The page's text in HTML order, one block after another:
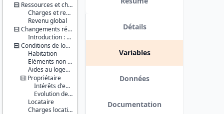
- 2016
Version 1 date : 2018-04-09
Ressources et charges en période courante
Charges et ressources relationnelles
Revenu global
Changements récents et jeunes enfants
Introduction : changement de composition du ménage
Conditions de logement (résidence principale)
Habitation
Eléments non monétaires
Aides au logement
Propriétaire
Intérêts d'emprunt
Evolution des caractéristiques d'emprunts depuis l'enquête précédente
Locataire
Charges locatives et autres charges
doi:10.13144/lil-
1224
Thèmes :
Conditions
de vie et
société
Salaire et
revenus
Série :
Statistiques
sur les
ressources
Détails
Variables
Données
Documentation